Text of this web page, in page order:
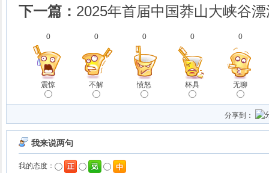
下一篇： 2025年首届中国莽山大峡谷
0
震惊
0
不解
0
愤怒
0
杯具
0
无聊
分享到：